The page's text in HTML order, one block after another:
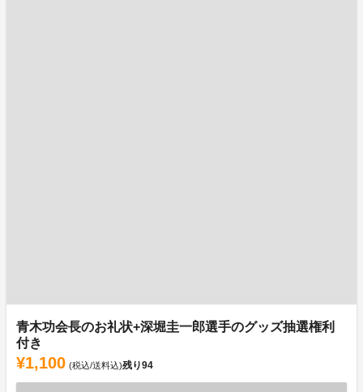
青木功会長のお礼状+深堀圭一郎選手のグッズ抽選権利
付き
¥1,100 (税込/送料込)残り94